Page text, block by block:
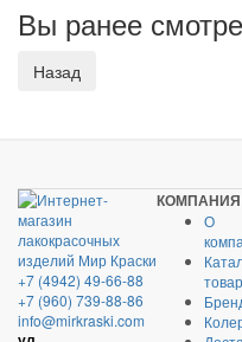
Вы ранее
+7 (4942) 49-66-88
+7 (960) 739-88-86
info@mirkraski.com
КОМПАНИЯ
О